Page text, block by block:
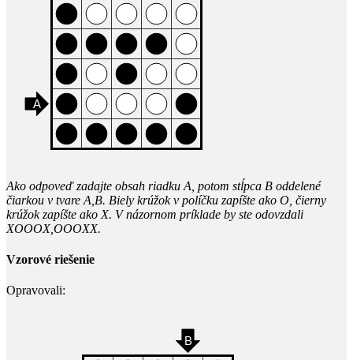
Ako odpoveď zadajte obsah riadku A, potom stĺpca B oddelené
čiarkou v tvare A,B. Biely krúžok v políčku zapíšte ako O, čierny
krúžok zapíšte ako X. V názornom príklade by ste odovzdali
XOOOX,OOOXX.
Vzorové riešenie
Opravovali: